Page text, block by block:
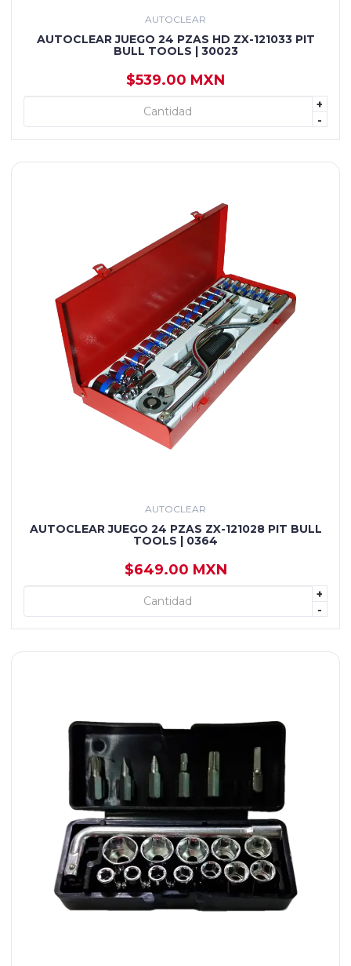
AUTOCLEAR
AUTOCLEAR JUEGO 24 PZAS HD ZX-121033 PIT
BULL TOOLS | 30023
$539.00 MXN
+
-
+ AGREGAR
AUTOCLEAR
AUTOCLEAR JUEGO 24 PZAS ZX-121028 PIT BULL
TOOLS | 0364
$649.00 MXN
+
-
+ AGREGAR